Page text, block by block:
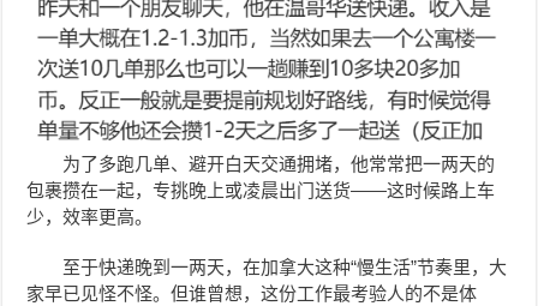
为了多跑几单、避开白天交通拥堵，他常常把一两天的
包裹攒在一起，专挑晚上或凌晨出门送货——这时候路上车
少，效率更高。
至于快递晚到一两天，在加拿大这种“慢生活”节奏里，大
家早已见怪不怪。但谁曾想，这份工作最考验人的不是体